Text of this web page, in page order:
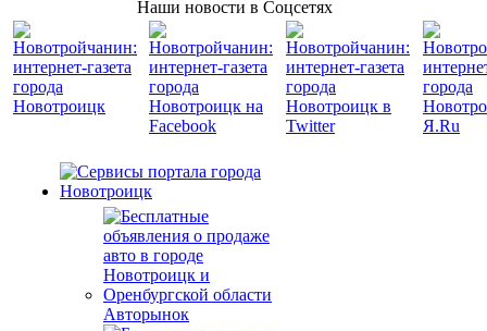
Наши новости в Соцсетях
Авторынок